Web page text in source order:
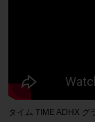
タイム TIME ADHX